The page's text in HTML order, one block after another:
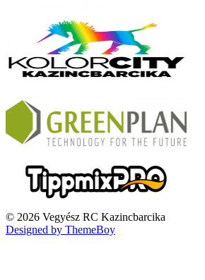
© 2026 Vegyész RC Kazincbarcika
Designed by ThemeBoy